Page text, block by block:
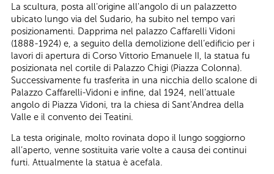
La scultura, posta all'origine all'angolo di un palazzetto
ubicato lungo via del Sudario, ha subito nel tempo vari
posizionamenti. Dapprima nel palazzo Caffarelli Vidoni
(1888-1924) e, a seguito della demolizione dell’edificio per i
lavori di apertura di Corso Vittorio Emanuele II, la statua fu
posizionata nel cortile di Palazzo Chigi (Piazza Colonna).
Successivamente fu trasferita in una nicchia dello scalone di
Palazzo Caffarelli-Vidoni e infine, dal 1924, nell’attuale
angolo di Piazza Vidoni, tra la chiesa di Sant’Andrea della
Valle e il convento dei Teatini.
La testa originale, molto rovinata dopo il lungo soggiorno
all’aperto, venne sostituita varie volte a causa dei continui
furti. Attualmente la statua è acefala.